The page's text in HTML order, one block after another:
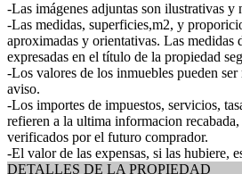
-Las imágenes adjuntas son ilustrativas y
-Las medidas, superficies,m2, y
aproximadas y orientativas. Las medidas
expresadas en el título de la propiedad
-Los valores de los inmuebles pueden
aviso.
-Los importes de impuestos, servicios,
refieren a la ultima informacion recabada,
verificados por el futuro comprador.
-El valor de las expensas, si las hubiere,
DETALLES DE LA PROPIEDAD